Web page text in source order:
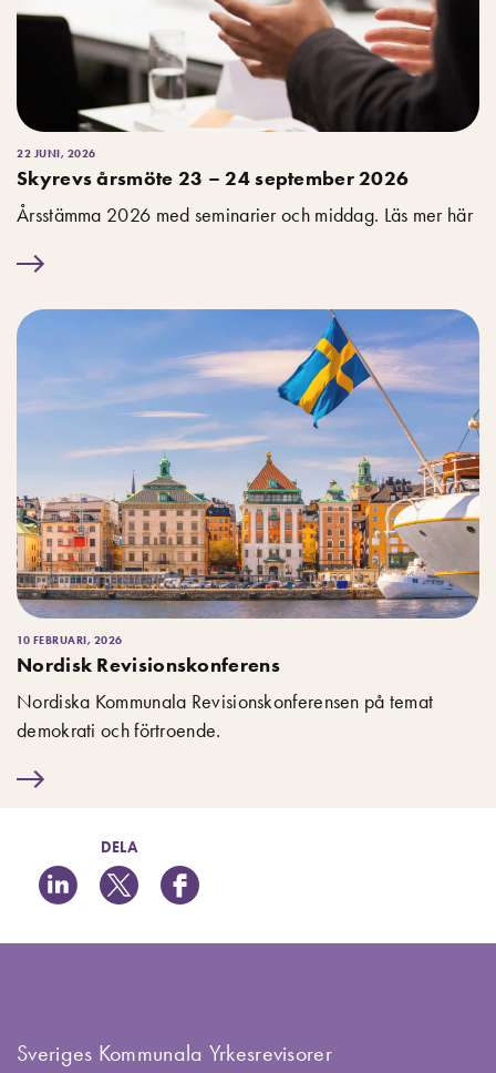
22 JUNI, 2026
Skyrevs årsmöte 23 – 24 september 2026
Årsstämma 2026 med seminarier och middag. Läs mer här
10 FEBRUARI, 2026
Nordisk Revisionskonferens
Nordiska Kommunala Revisionskonferensen på temat
demokrati och förtroende.
DELA
Sveriges Kommunala Yrkesrevisorer